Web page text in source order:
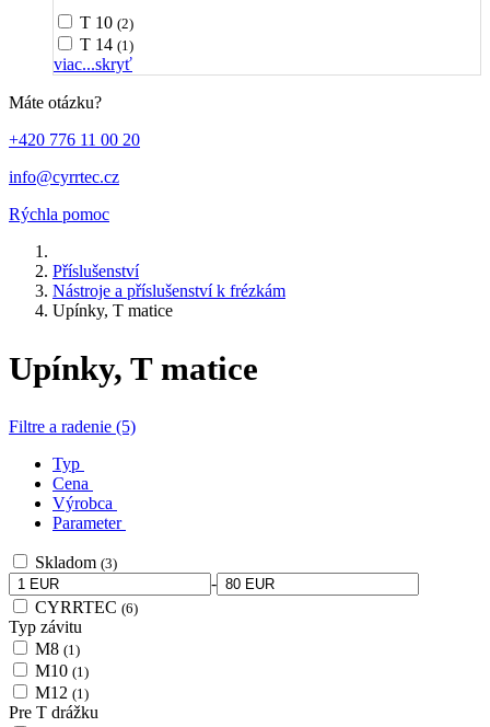
T 10 (2)
T 14 (1)
viac...skryť
Máte otázku?
+420 776 11 00 20
info@cyrrtec.cz
Rýchla pomoc
Příslušenství
Nástroje a příslušenství k frézkám
Upínky, T matice
Upínky, T matice
Filtre a radenie (5)
Typ
Cena
Výrobca
Parameter
Skladom (3)
-
CYRRTEC (6)
Typ závitu
M8 (1)
M10 (1)
M12 (1)
Pre T drážku